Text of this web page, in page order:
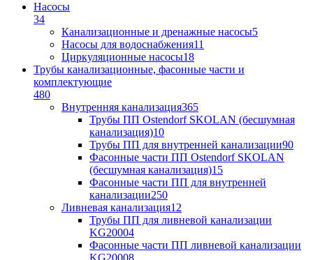
Насосы
34
Канализационные и дренажные насосы5
Насосы для водоснабжения11
Циркуляционные насосы18
Трубы канализационные, фасонные части и
комплектующие
480
Внутренняя канализация365
Трубы ПП Ostendorf SKOLAN (бесшумная
канализация)10
Трубы ПП для внутренней канализации90
Фасонные части ПП Ostendorf SKOLAN
(бесшумная канализация)15
Фасонные части ПП для внутренней
канализации250
Ливневая канализация12
Трубы ПП для ливневой канализации
KG20004
Фасонные части ПП ливневой канализации